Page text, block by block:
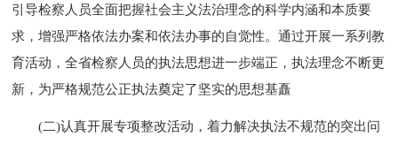
引导检察人员全面把握社会主义法治理念的科学内涵和本质要
求，增强严格依法办案和依法办事的自觉性。通过开展一系列教
育活动，全省检察人员的执法思想进一步端正，执法理念不断更
新，为严格规范公正执法奠定了坚实的思想基矗
(二)认真开展专项整改活动，着力解决执法不规范的突出问